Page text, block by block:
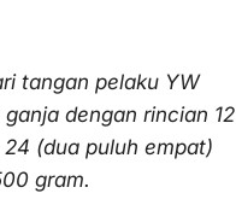
tangan pelaku YW
dengan rincian 12
(dua puluh empat)
gram.